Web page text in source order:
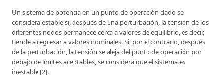
Un sistema de potencia en un punto de operación dado se
considera estable si, después de una perturbación, la tensión de los
diferentes nodos permanece cerca a valores de equilibrio, es decir,
tiende a regresar a valores nominales. Si, por el contrario, después
de la perturbación, la tensión se aleja del punto de operación por
debajo de límites aceptables, se considera que el sistema es
inestable [2].